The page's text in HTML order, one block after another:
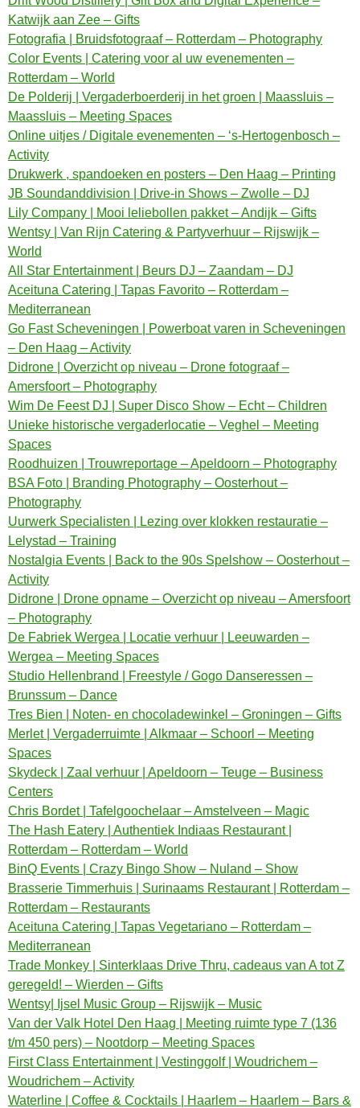
Katwijk aan Zee – Gifts
Fotografia | Bruidsfotograaf – Rotterdam – Photography
Color Events | Catering voor al uw evenementen –
Rotterdam – World
De Polderij | Vergaderboerderij in het groen | Maassluis –
Maassluis – Meeting Spaces
Online uitjes / Digitale evenementen – ‘s-Hertogenbosch –
Activity
Drukwerk , spandoeken en posters – Den Haag – Printing
JB Soundanddivision | Drive-in Shows – Zwolle – DJ
Lily Company | Mooi leliebollen pakket – Andijk – Gifts
Wentsy | Van Rijn Catering & Partyverhuur – Rijswijk –
World
All Star Entertainment | Beurs DJ – Zaandam – DJ
Aceituna Catering | Tapas Favorito – Rotterdam –
Mediterranean
Go Fast Scheveningen | Powerboat varen in Scheveningen
– Den Haag – Activity
Didrone | Overzicht op niveau – Drone fotograaf –
Amersfoort – Photography
Wim De Feest DJ | Super Disco Show – Echt – Children
Unieke historische vergaderlocatie – Veghel – Meeting
Spaces
Roodhuizen | Trouwreportage – Apeldoorn – Photography
BSA Foto | Branding Photography – Oosterhout –
Photography
Uurwerk Specialisten | Lezing over klokken restauratie –
Lelystad – Training
Nostalgia Events | Back to the 90s Spelshow – Oosterhout –
Activity
Didrone | Drone opname – Overzicht op niveau – Amersfoort
– Photography
De Fabriek Wergea | Locatie verhuur | Leeuwarden –
Wergea – Meeting Spaces
Studio Hellenbrand | Freestyle / Gogo Danseressen –
Brunssum – Dance
Tres Bien | Noten- en chocoladewinkel – Groningen – Gifts
Merlet | Vergaderruimte | Alkmaar – Schoorl – Meeting
Spaces
Skydeck | Zaal verhuur | Apeldoorn – Teuge – Business
Centers
Chris Bordet | Tafelgoochelaar – Amstelveen – Magic
The Hash Eatery | Authentiek Indiaas Restaurant |
Rotterdam – Rotterdam – World
BinQ Events | Crazy Bingo Show – Nuland – Show
Brasserie Timmerhuis | Surinaams Restaurant | Rotterdam –
Rotterdam – Restaurants
Aceituna Catering | Tapas Vegetariano – Rotterdam –
Mediterranean
Trade Monkey | Sinterklaas Drive Thru, cadeaus van A tot Z
geregeld! – Wierden – Gifts
Wentsy| Ijsel Music Group – Rijswijk – Music
Van der Valk Hotel Den Haag | Meeting ruimte type 7 (136
t/m 450 pers) – Nootdorp – Meeting Spaces
First Class Entertainment | Vestinggolf | Woudrichem –
Woudrichem – Activity
Waterline | Coffee & Cocktails | Haarlem – Haarlem – Bars &